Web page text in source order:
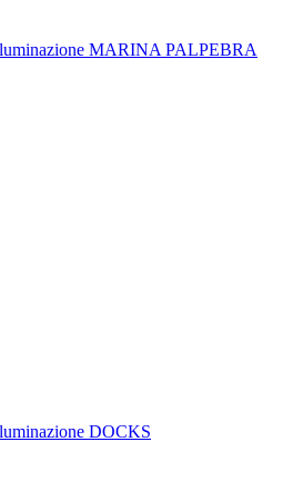
MARINA PALPEBRA
DOCKS